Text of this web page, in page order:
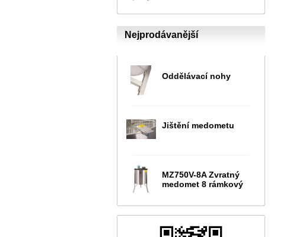
Nejprodávanější
Oddělávací nohy
Jištění medometu
MZ750V-8A Zvratný
medomet 8 rámkový